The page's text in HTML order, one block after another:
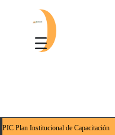
PIC Plan Institucional de Capacitación